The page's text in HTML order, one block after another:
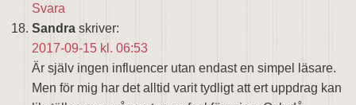
Svara
Sandra skriver:
2017-09-15 kl. 06:53
Är själv ingen influencer utan endast en simpel läsare.
Men för mig har det alltid varit tydligt att ert uppdrag kan